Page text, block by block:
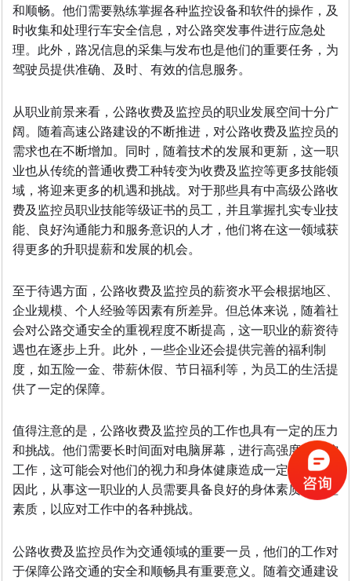
和顺畅。他们需要熟练掌握各种监控设备和软件的操作，及
时收集和处理行车安全信息，对公路突发事件进行应急处
理。此外，路况信息的采集与发布也是他们的重要任务，为
驾驶员提供准确、及时、有效的信息服务。
从职业前景来看，公路收费及监控员的职业发展空间十分广
阔。随着高速公路建设的不断推进，对公路收费及监控员的
需求也在不断增加。同时，随着技术的发展和更新，这一职
业也从传统的普通收费工种转变为收费及监控等更多技能领
域，将迎来更多的机遇和挑战。对于那些具有中高级公路收
费及监控员职业技能等级证书的员工，并且掌握扎实专业技
能、良好沟通能力和服务意识的人才，他们将在这一领域获
得更多的升职提薪和发展的机会。
至于待遇方面，公路收费及监控员的薪资水平会根据地区、
企业规模、个人经验等因素有所差异。但总体来说，随着社
会对公路交通安全的重视程度不断提高，这一职业的薪资待
遇也在逐步上升。此外，一些企业还会提供完善的福利制
度，如五险一金、带薪休假、节日福利等，为员工的生活提
供了一定的保障。
值得注意的是，公路收费及监控员的工作也具有一定的压力
和挑战。他们需要长时间面对电脑屏幕，进行高强度的监控
工作，这可能会对他们的视力和身体健康造成一定的影响。
因此，从事这一职业的人员需要具备良好的身体素质和心理
素质，以应对工作中的各种挑战。
公路收费及监控员作为交通领域的重要一员，他们的工作对
于保障公路交通的安全和顺畅具有重要意义。随着交通建设